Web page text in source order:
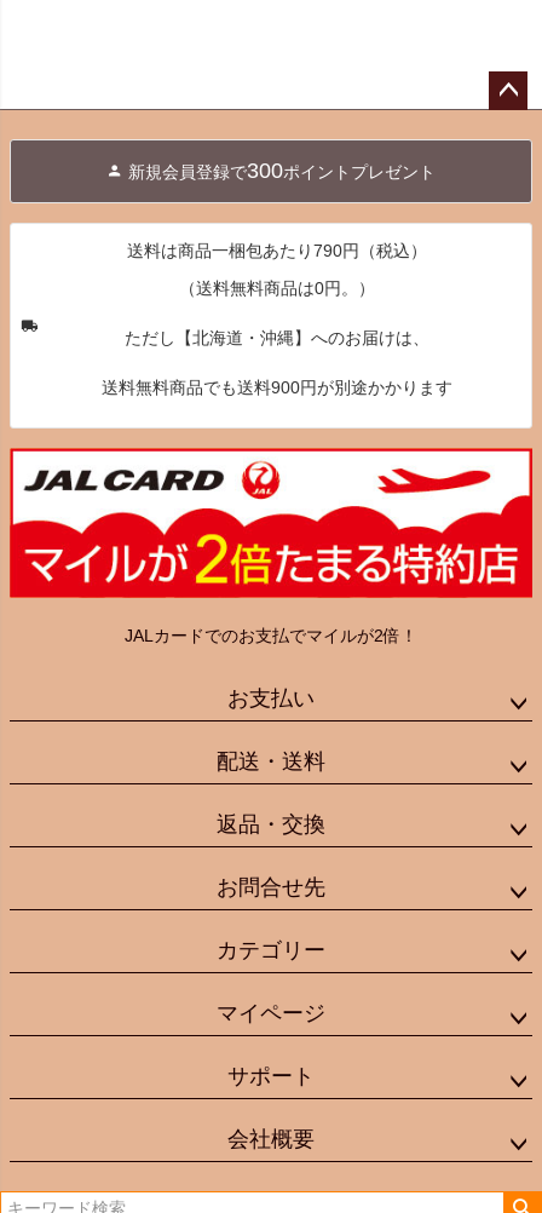
へ
新規会員登録で300ポイントプレゼント
送料は商品一梱包あたり790円（税込）
（送料無料商品は0円。）
ただし【北海道・沖縄】へのお届けは、
送料無料商品でも送料900円が別途かかります
JALカードでのお支払でマイルが2倍！
お支払い
配送・送料
返品・交換
お問合せ先
カテゴリー
マイページ
サポート
会社概要